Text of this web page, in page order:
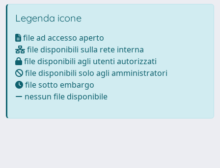
Legenda icone
file ad accesso aperto
file disponibili sulla rete interna
file disponibili agli utenti autorizzati
file disponibili solo agli amministratori
file sotto embargo
nessun file disponibile